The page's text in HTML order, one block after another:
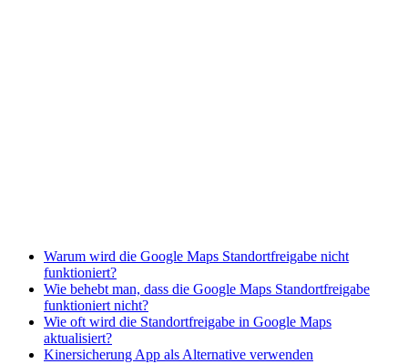
Warum wird die Google Maps Standortfreigabe nicht
funktioniert?
Wie behebt man, dass die Google Maps Standortfreigabe
funktioniert nicht?
Wie oft wird die Standortfreigabe in Google Maps
aktualisiert?
Kinersicherung App als Alternative verwenden